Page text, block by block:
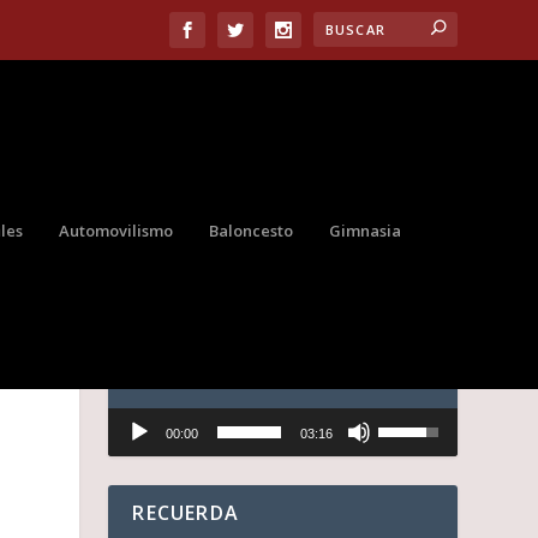
Automovilismo Baloncesto Gimnasia
audio
00:00 03:16
t
i
l
RECUERDA